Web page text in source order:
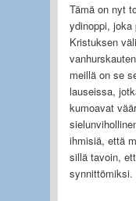
Tämä on nyt
ydinoppi, joka
Kristuksen
meillä on se
lauseissa,
kumoavat
ihmisiä, että
sillä tavoin,
synnittömiksi.